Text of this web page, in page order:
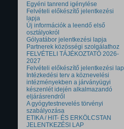
Egyéni tanrend igénylése
Felvételi előkészítő jelentkezési
lapja
Új információk a leendő első
osztályokról
Gólyatábor jelentkezési lapja
Partnerek közösségi szolgálathoz
FELVÉTELI TÁJÉKOZTATÓ 2026-
2027
Felvételi előkészítő jelentkezési lap
Intézkedési terv a köznevelési
intézményekben a járványügyi
készenlét idején alkalmazandó
eljárásrendről
A gyógytestnevelés törvényi
szabályozása
ETIKA / HIT- ÉS ERKÖLCSTAN
JELENTKEZÉSI LAP